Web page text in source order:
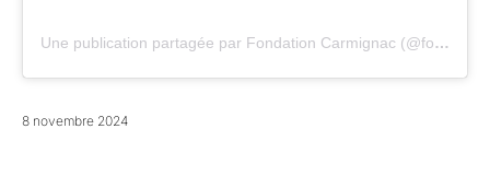
Une publication partagée par Fondation Carmignac (@fondationcarmignac)
8 novembre 2024